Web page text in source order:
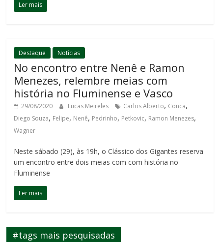
Ler mais
Destaque Notícias
No encontro entre Nenê e Ramon
Menezes, relembre meias com
história no Fluminense e Vasco
29/08/2020 Lucas Meireles Carlos Alberto, Conca,
Diego Souza, Felipe, Nenê, Pedrinho, Petkovic, Ramon Menezes,
Wagner
Neste sábado (29), às 19h, o Clássico dos Gigantes reserva
um encontro entre dois meias com com história no
Fluminense
Ler mais
#tags mais pesquisadas